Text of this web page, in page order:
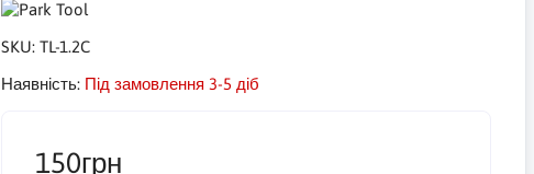
SKU: TL-1.2C
Наявність: Під замовлення 3-5 діб
150грн